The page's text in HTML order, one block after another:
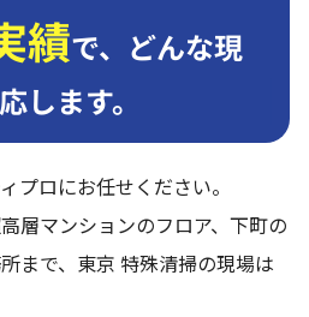
績で、 どんな現
します。
プロにお任せください。
層マンションのフロア、下町の
まで、東京 特殊清掃の現場は